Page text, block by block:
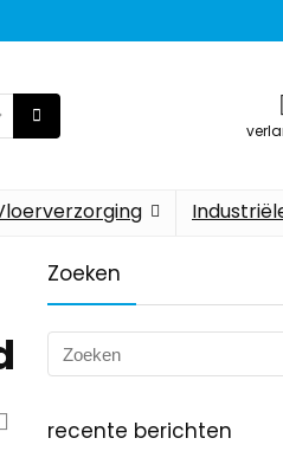
Zoeken
recente berichten